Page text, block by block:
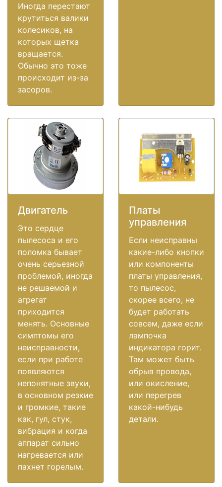
Иногда перестают
крутиться валики
колесиков, на
которых щетка
вращается.
Обычно это тоже
происходит из-за
засоров.
Двигатель
Это сердце
пылесоса и его
поломка бывает
очень серьезной
проблемой, иногда
не решаемой и
агрегат
приходится
менять. Основные
симптомы его
неисправности,
если при работе
появляются
непонятные звуки,
в основном резкие
и громкие, такие
как, гул, стук,
вибрация и когда
аппарат сильно
нагревается или
пахнет горелым.
Платы
управления
Если неисправны
какие-либо кнопки
или компоненты
платы управления,
то пылесос,
скорее всего, не
будет работать
совсем, даже если
лампочка
индикатора горит.
Там может быть
обрыв провода,
или окисление,
или перегрев
какой-нибудь
детали.